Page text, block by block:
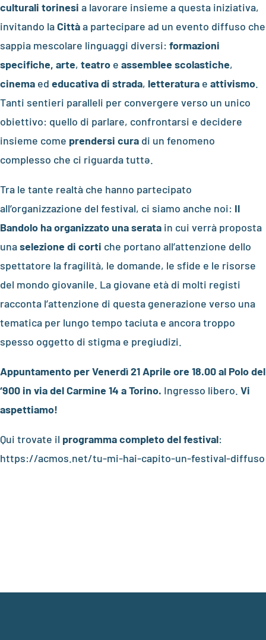
culturali torinesi a lavorare insieme a questa iniziativa,
invitando laCittàa partecipare ad un evento diffuso che
sappia mescolare linguaggi diversi: formazioni
specifiche, arte, teatro e assemblee scolastiche,
cinema ed educativa di strada, letteratura e attivismo.
Tanti sentieri paralleli per convergere verso un unico
obiettivo: quello di parlare, confrontarsi e decidere
insieme come prendersi cura di un fenomeno
complesso che ci riguarda tuttə.
Tra le tante realtà che hanno partecipato
all’organizzazione del festival, ci siamo anche noi: Il
Bandolo ha organizzato una serata in cui verrà proposta
unaselezione di corti che portano all’attenzione dello
spettatore la fragilità, le domande, le sfide e le risorse
del mondo giovanile. La giovane età di molti registi
racconta l’attenzione di questa generazione verso una
tematica per lungo tempo taciuta e ancora troppo
spesso oggetto di stigma e pregiudizi.
Appuntamento per Venerdì 21 Aprile ore 18.00 al Polo del
‘900 in via del Carmine 14 a Torino. Ingresso libero. Vi
aspettiamo!
Qui trovate il programma completo del festival:
https://acmos.net/tu-mi-hai-capito-un-festival-diffuso